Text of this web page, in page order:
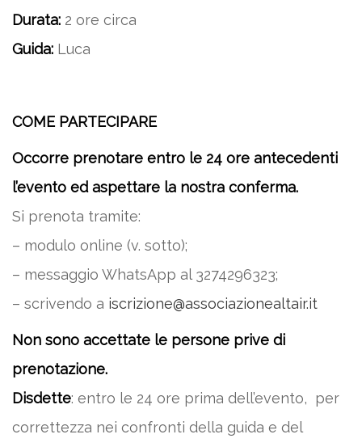
Durata: 2 ore circa
Guida: Luca
COME PARTECIPARE
Occorre prenotare entro le 24 ore antecedenti
l’evento ed aspettare la nostra conferma.
Si prenota tramite:
– modulo online (v. sotto);
– messaggio WhatsApp al 3274296323;
– scrivendo a iscrizione@associazionealtair.it
Non sono accettate le persone prive di
prenotazione.
Disdette: entro le 24 ore prima dell’evento, per
correttezza nei confronti della guida e del